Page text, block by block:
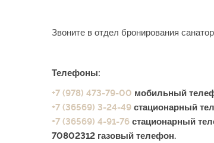
Звоните в отдел бронирования
Телефоны:
+7 (978) 473-79-00 мобильный
+7 (36569) 3-24-49 стационарный
+7 (36569) 4-91-76 стационарный
70802312 газовый телефон.